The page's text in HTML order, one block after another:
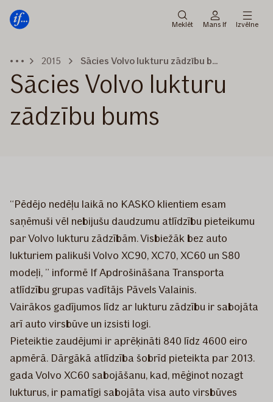
izvēlne
Meklēt Mans If Izvēlne
2015 Sācies Volvo lukturu zādzību bums
Sācies Volvo lukturu
zādzību bums
​“Pēdējo nedēļu laikā no KASKO klientiem esam
saņēmuši vēl nebijušu daudzumu atlīdzību pieteikumu
par Volvo lukturu zādzībām. Visbiežāk bez auto
lukturiem palikuši Volvo XC90, XC70, XC60 un S80
modeļi, ” informē If Apdrošināšana Transporta
atlīdzību grupas vadītājs Pāvels Valainis.
Vairākos gadījumos līdz ar lukturu zādzību ir sabojāta
arī auto virsbūve un izsisti logi.
Pieteiktie zaudējumi ir aprēķināti 840 līdz 4600 eiro
apmērā. Dārgākā atlīdzība šobrīd pieteikta par 2013.
gada Volvo XC60 sabojāšanu, kad, mēģinot nozagt
lukturus, ir pamatīgi sabojāta visa auto virsbūves